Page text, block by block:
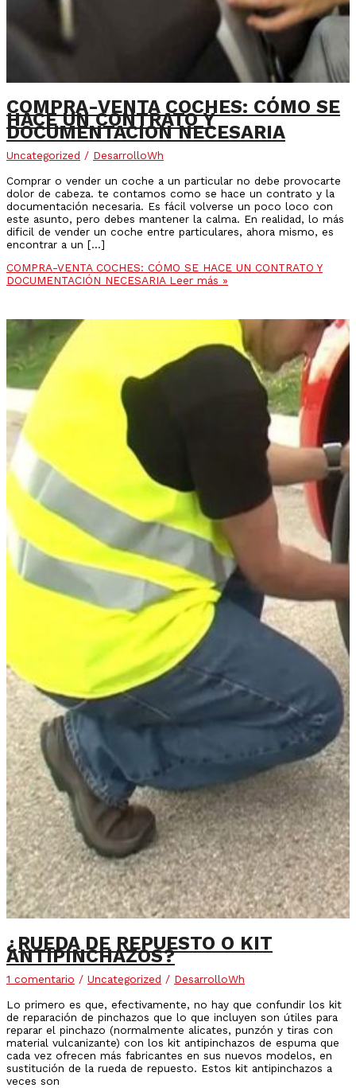
COMPRA-VENTA COCHES: CÓMO SE
HACE UN CONTRATO Y
DOCUMENTACIÓN NECESARIA
Uncategorized / DesarrolloWh
Comprar o vender un coche a un particular no debe provocarte
dolor de cabeza. te contamos como se hace un contrato y la
documentación necesaria. Es fácil volverse un poco loco con
este asunto, pero debes mantener la calma. En realidad, lo más
dificil de vender un coche entre particulares, ahora mismo, es
encontrar a un […]
COMPRA-VENTA COCHES: CÓMO SE HACE UN CONTRATO Y
DOCUMENTACIÓN NECESARIALeer más »
¿RUEDA DE REPUESTO O KIT
ANTIPINCHAZOS?
1 comentario / Uncategorized / DesarrolloWh
Lo primero es que, efectivamente, no hay que confundir los kit
de reparación de pinchazos que lo que incluyen son útiles para
reparar el pinchazo (normalmente alicates, punzón y tiras con
material vulcanizante) con los kit antipinchazos de espuma que
cada vez ofrecen más fabricantes en sus nuevos modelos, en
sustitución de la rueda de repuesto. Estos kit antipinchazos a
veces son